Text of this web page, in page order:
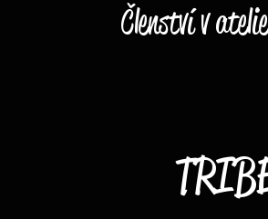
Členství v
🟣🔴